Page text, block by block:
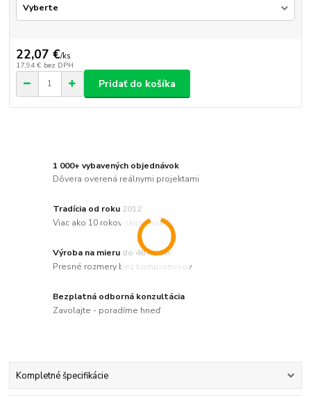
22,07 €/ks
17,94 € bez DPH
Pridať do košíka
1 000+ vybavených objednávok
Dôvera overená reálnymi projektami
Tradícia od roku 2012
Viac ako 10 rokov skúseností
Výroba na mieru do 48 hodín
Presné rozmery bez kompromisov
Bezplatná odborná konzultácia
Zavolajte - poradíme hneď
Kompletné špecifikácie